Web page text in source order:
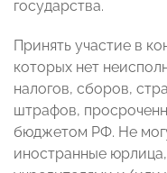
государства.
Принять участие в
которых нет
налогов, сборов,
штрафов,
бюджетом РФ. Не
иностранные